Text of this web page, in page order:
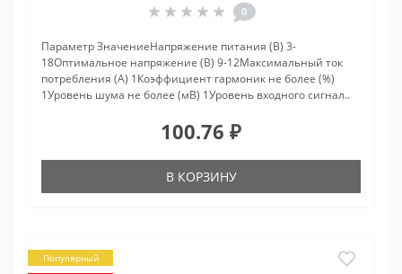
0
Параметр ЗначениеНапряжение питания (В) 3-
18Оптимальное напряжение (В) 9-12Максимальный ток
потребления (А) 1Коэффициент гармоник не более (%)
1Уровень шума не более (мВ) 1Уровень входного сигнал..
100.76 ₽
В КОРЗИНУ
Популярный